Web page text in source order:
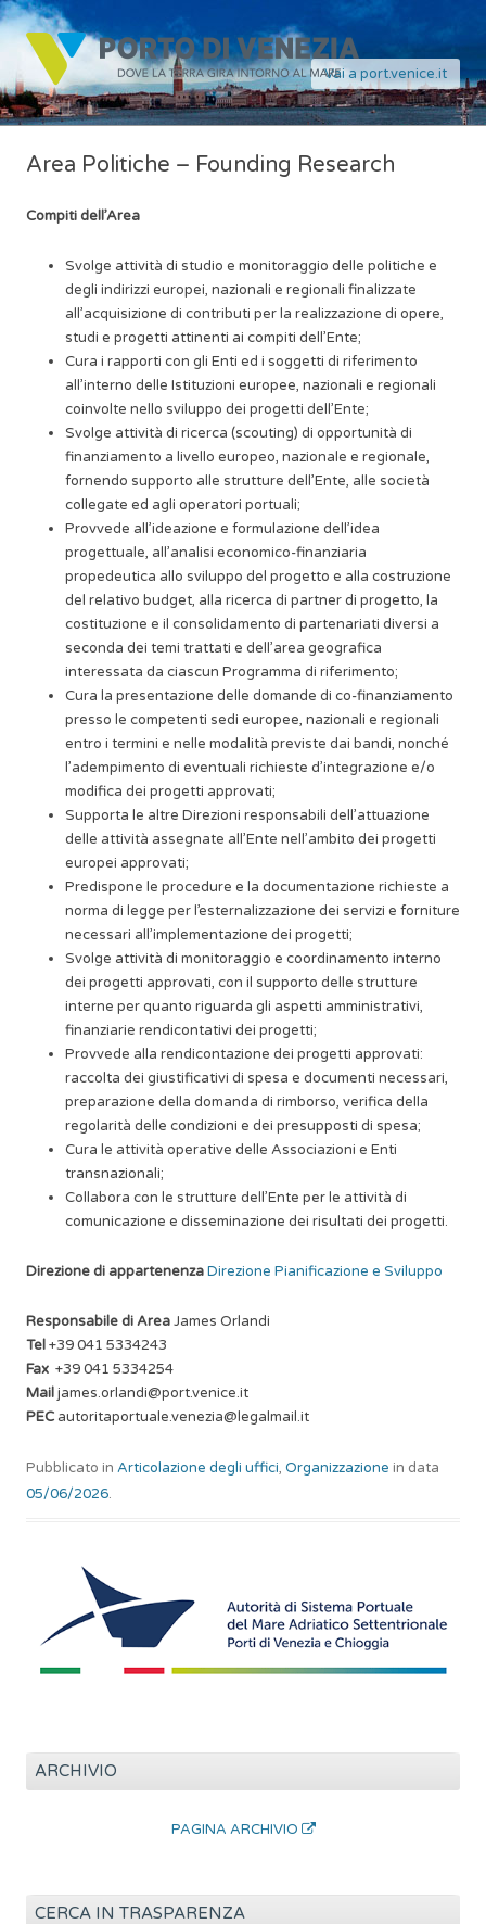
Vai a port.venice.it
Area Politiche – Founding Research
Compiti dell’Area
Svolge attività di studio e monitoraggio delle politiche e
degli indirizzi europei, nazionali e regionali finalizzate
all’acquisizione di contributi per la realizzazione di opere,
studi e progetti attinenti ai compiti dell’Ente;
Cura i rapporti con gli Enti ed i soggetti di riferimento
all’interno delle Istituzioni europee, nazionali e regionali
coinvolte nello sviluppo dei progetti dell’Ente;
Svolge attività di ricerca (scouting) di opportunità di
finanziamento a livello europeo, nazionale e regionale,
fornendo supporto alle strutture dell’Ente, alle società
collegate ed agli operatori portuali;
Provvede all’ideazione e formulazione dell’idea
progettuale, all’analisi economico-finanziaria
propedeutica allo sviluppo del progetto e alla costruzione
del relativo budget, alla ricerca di partner di progetto, la
costituzione e il consolidamento di partenariati diversi a
seconda dei temi trattati e dell’area geografica
interessata da ciascun Programma di riferimento;
Cura la presentazione delle domande di co-finanziamento
presso le competenti sedi europee, nazionali e regionali
entro i termini e nelle modalità previste dai bandi, nonché
l’adempimento di eventuali richieste d’integrazione e/o
modifica dei progetti approvati;
Supporta le altre Direzioni responsabili dell’attuazione
delle attività assegnate all’Ente nell’ambito dei progetti
europei approvati;
Predispone le procedure e la documentazione richieste a
norma di legge per l’esternalizzazione dei servizi e forniture
necessari all’implementazione dei progetti;
Svolge attività di monitoraggio e coordinamento interno
dei progetti approvati, con il supporto delle strutture
interne per quanto riguarda gli aspetti amministrativi,
finanziarie rendicontativi dei progetti;
Provvede alla rendicontazione dei progetti approvati:
raccolta dei giustificativi di spesa e documenti necessari,
preparazione della domanda di rimborso, verifica della
regolarità delle condizioni e dei presupposti di spesa;
Cura le attività operative delle Associazioni e Enti
transnazionali;
Collabora con le strutture dell’Ente per le attività di
comunicazione e disseminazione dei risultati dei progetti.
Direzione di appartenenzaDirezione Pianificazione e Sviluppo
Responsabile di AreaJames Orlandi
Tel+39 041 5334243
Fax +39 041 5334254
Mailjames.orlandi@port.venice.it
PEC autoritaportuale.venezia@legalmail.it
Pubblicato in Articolazione degli uffici, Organizzazione in data
05/06/2026.
ARCHIVIO
PAGINA ARCHIVIO
CERCA IN TRASPARENZA